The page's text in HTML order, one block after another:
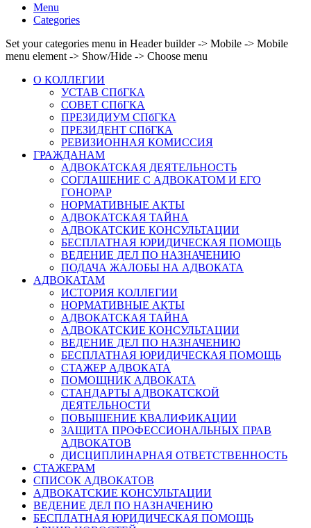
Menu
Categories
Set your categories menu in Header builder -> Mobile -> Mobile
menu element -> Show/Hide -> Choose menu
О КОЛЛЕГИИ
УСТАВ СПбГКА
СОВЕТ СПбГКА
ПРЕЗИДИУМ СПбГКА
ПРЕЗИДЕНТ СПбГКА
РЕВИЗИОННАЯ КОМИССИЯ
ГРАЖДАНАМ
АДВОКАТСКАЯ ДЕЯТЕЛЬНОСТЬ
СОГЛАШЕНИЕ С АДВОКАТОМ И ЕГО
ГОНОРАР
НОРМАТИВНЫЕ АКТЫ
АДВОКАТСКАЯ ТАЙНА
АДВОКАТСКИЕ КОНСУЛЬТАЦИИ
БЕСПЛАТНАЯ ЮРИДИЧЕСКАЯ ПОМОЩЬ
ВЕДЕНИЕ ДЕЛ ПО НАЗНАЧЕНИЮ
ПОДАЧА ЖАЛОБЫ НА АДВОКАТА
АДВОКАТАМ
ИСТОРИЯ КОЛЛЕГИИ
НОРМАТИВНЫЕ АКТЫ
АДВОКАТСКАЯ ТАЙНА
АДВОКАТСКИЕ КОНСУЛЬТАЦИИ
ВЕДЕНИЕ ДЕЛ ПО НАЗНАЧЕНИЮ
БЕСПЛАТНАЯ ЮРИДИЧЕСКАЯ ПОМОЩЬ
СТАЖЕР АДВОКАТА
ПОМОЩНИК АДВОКАТА
СТАНДАРТЫ АДВОКАТСКОЙ
ДЕЯТЕЛЬНОСТИ
ПОВЫШЕНИЕ КВАЛИФИКАЦИИ
ЗАЩИТА ПРОФЕССИОНАЛЬНЫХ ПРАВ
АДВОКАТОВ
ДИСЦИПЛИНАРНАЯ ОТВЕТСТВЕННОСТЬ
СТАЖЕРАМ
СПИСОК АДВОКАТОВ
АДВОКАТСКИЕ КОНСУЛЬТАЦИИ
ВЕДЕНИЕ ДЕЛ ПО НАЗНАЧЕНИЮ
БЕСПЛАТНАЯ ЮРИДИЧЕСКАЯ ПОМОЩЬ